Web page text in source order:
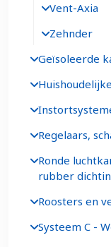
Vent-Axia
Zehnder
Geïsoleerde
Regelaars,
Ronde
rubber
Roosters en
Systeem C -